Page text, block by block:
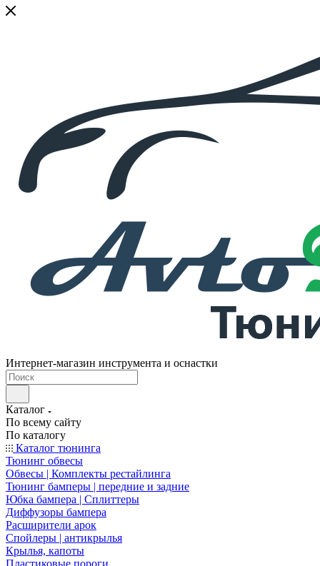
Интернет-магазин инструмента и оснастки
Каталог
По всему сайту
По каталогу
Каталог тюнинга
Тюнинг обвесы
Обвесы | Комплекты рестайлинга
Тюнинг бамперы | передние и задние
Юбка бампера | Сплиттеры
Диффузоры бампера
Расширители арок
Спойлеры | антикрылья
Крылья, капоты
Пластиковые пороги